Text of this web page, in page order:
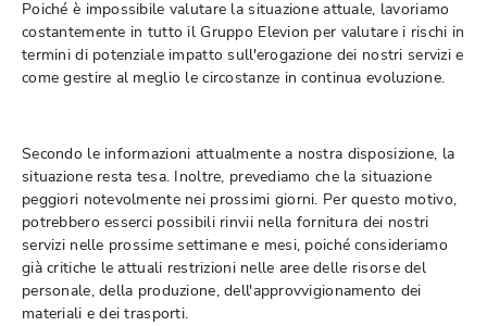
Poiché è impossibile valutare la situazione attuale, lavoriamo
costantemente in tutto il Gruppo Elevion per valutare i rischi in
termini di potenziale impatto sull'erogazione dei nostri servizi e
come gestire al meglio le circostanze in continua evoluzione.
Secondo le informazioni attualmente a nostra disposizione, la
situazione resta tesa. Inoltre, prevediamo che la situazione
peggiori notevolmente nei prossimi giorni. Per questo motivo,
potrebbero esserci possibili rinvii nella fornitura dei nostri
servizi nelle prossime settimane e mesi, poiché consideriamo
già critiche le attuali restrizioni nelle aree delle risorse del
personale, della produzione, dell'approvvigionamento dei
materiali e dei trasporti.